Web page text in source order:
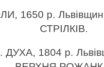
1650 р.
СТРІЛКІВ.
1804 р.